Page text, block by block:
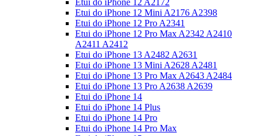
Etui do iPhone 12 A2172
Etui do iPhone 12 Mini A2176 A2398
Etui do iPhone 12 Pro A2341
Etui do iPhone 12 Pro Max A2342 A2410
A2411 A2412
Etui do iPhone 13 A2482 A2631
Etui do iPhone 13 Mini A2628 A2481
Etui do iPhone 13 Pro Max A2643 A2484
Etui do iPhone 13 Pro A2638 A2639
Etui do iPhone 14
Etui do iPhone 14 Plus
Etui do iPhone 14 Pro
Etui do iPhone 14 Pro Max